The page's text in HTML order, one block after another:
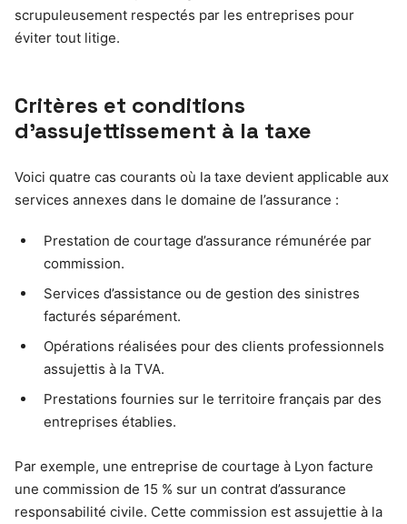
scrupuleusement respectés par les entreprises pour
éviter tout litige.
Critères et conditions
d’assujettissement à la taxe
Voici quatre cas courants où la taxe devient applicable aux
services annexes dans le domaine de l’assurance :
Prestation de courtage d’assurance rémunérée par
commission.
Services d’assistance ou de gestion des sinistres
facturés séparément.
Opérations réalisées pour des clients professionnels
assujettis à la TVA.
Prestations fournies sur le territoire français par des
entreprises établies.
Par exemple, une entreprise de courtage à Lyon facture
une commission de 15 % sur un contrat d’assurance
responsabilité civile. Cette commission est assujettie à la